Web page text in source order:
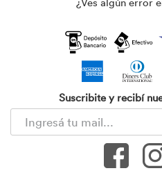
Suscribite y recibí